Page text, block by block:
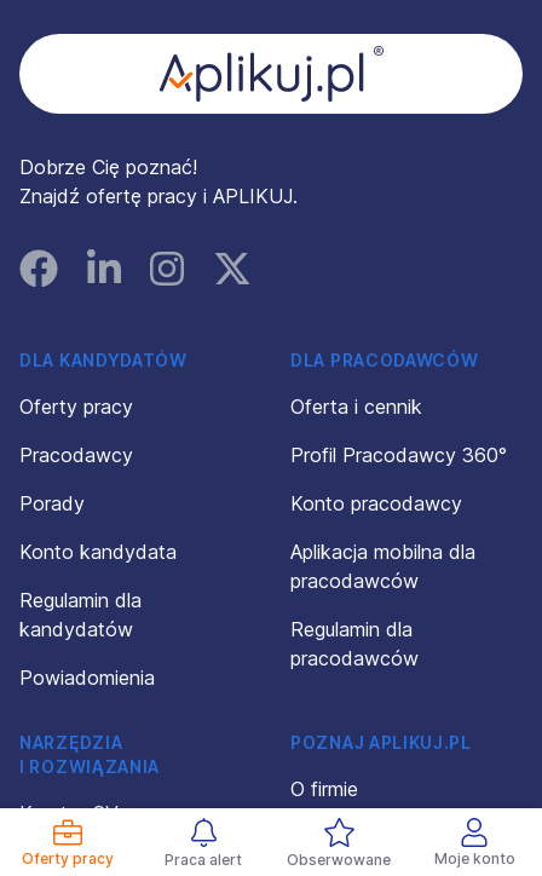
Oferty pracy Praca alert Obserwowane Moje konto
Dobrze Cię poznać!
Znajdź ofertę pracy i APLIKUJ.
FacebookLinked InInstagramInstagram
DLA KANDYDATÓW
Oferty pracy
Pracodawcy
Porady
Konto kandydata
Regulamin dla
kandydatów
Powiadomienia
DLA PRACODAWCÓW
Oferta i cennik
Profil Pracodawcy 360°
Konto pracodawcy
Aplikacja mobilna dla
pracodawców
Regulamin dla
pracodawców
NARZĘDZIA
I ROZWIĄZANIA
Kreator CV
Wzory CV
POZNAJ APLIKUJ.PL
O firmie
Kontakt